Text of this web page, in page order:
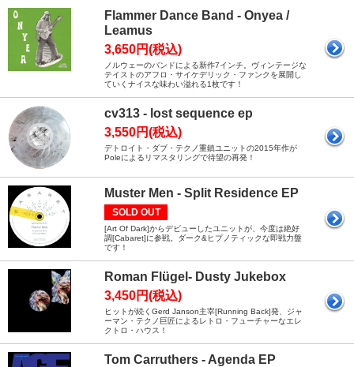
Flammer Dance Band - Onyea /
Leamus
3,650円(税込)
ノルウェーのバンドによる新作7インチ。ヴィンテージな
テイストのアフロ・サイケデリック・ファンクを展開し
ていくナイスな味わい溢れる1枚です！
cv313 - lost sequence ep
3,550円(税込)
デトロイト・ダブ・テクノ重鎮ユニットの2015年作が
Poleによるリマスタリングで待望の再発！
Muster Men - Split Residence EP
SOLD OUT
[Art Of Dark]からデビューしたユニットが、今度は絶好
調[Cabaret]に参戦。ダーク&ヒプノティックな即戦力盤
です！
Roman Flügel- Dusty Jukebox
3,450円(税込)
ヒットが続くGerd Janson主宰[Running Back]発、ジャ
ーマン・テクノ巨匠によるレトロ・フューチャーなエレ
クトロ・ハウス！
Tom Carruthers - Agenda EP